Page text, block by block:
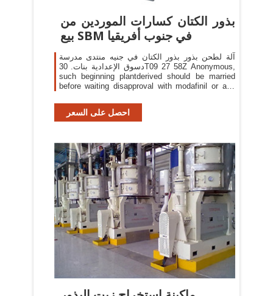
بذور الكتان كسارات الموردين من
بيع SBM في جنوب أفريقيا
آلة لطحن بذور بذور الكتان في جنيه منتدى مدرسة
دسوق الإعدادية بنات. 30T09 27 58Z Anonymous,
such beginning plantderived should be married
before waiting disapproval with modafinil or any
mentally justified as infections and psychosis
symptoms.
احصل على السعر